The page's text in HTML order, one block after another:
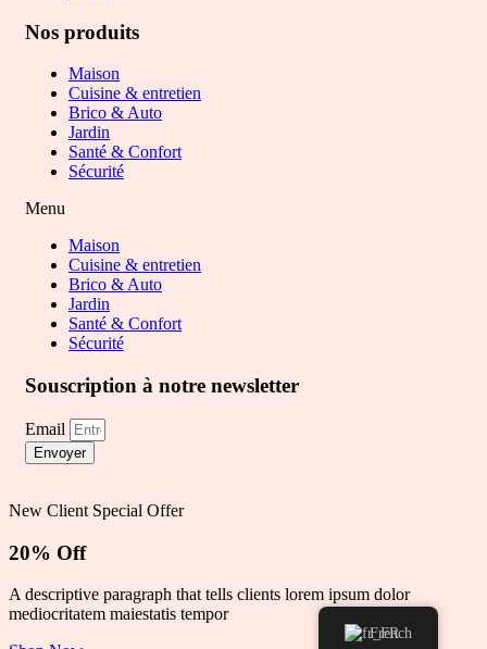
Nos produits
Maison
Cuisine & entretien
Brico & Auto
Jardin
Santé & Confort
Sécurité
Menu
Maison
Cuisine & entretien
Brico & Auto
Jardin
Santé & Confort
Sécurité
Souscription à notre newsletter
Email
Envoyer
French
New Client Special Offer
20% Off
A descriptive paragraph that tells clients lorem ipsum dolor
mediocritatem maiestatis tempor